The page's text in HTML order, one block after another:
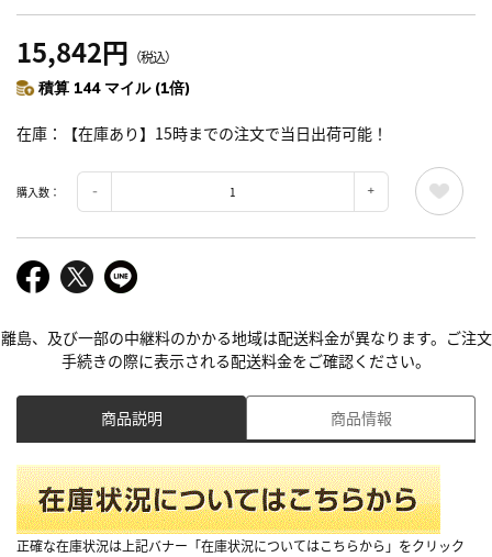
15,842円 （税込）
積算 144 マイル (1倍)
在庫 【在庫あり】15時までの注文で当日出荷可能！
購入数：
離島、及び一部の中継料のかかる地域は配送料金が異なります。ご注文
手続きの際に表示される配送料金をご確認ください。
商品説明 商品情報
正確な在庫状況は上記バナー「在庫状況についてはこちらから」をクリック